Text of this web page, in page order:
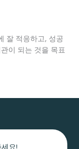
잘 적응하고, 성공
이 되는 것을 목표
요!